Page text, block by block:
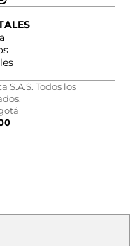
S.A.S. Todos los